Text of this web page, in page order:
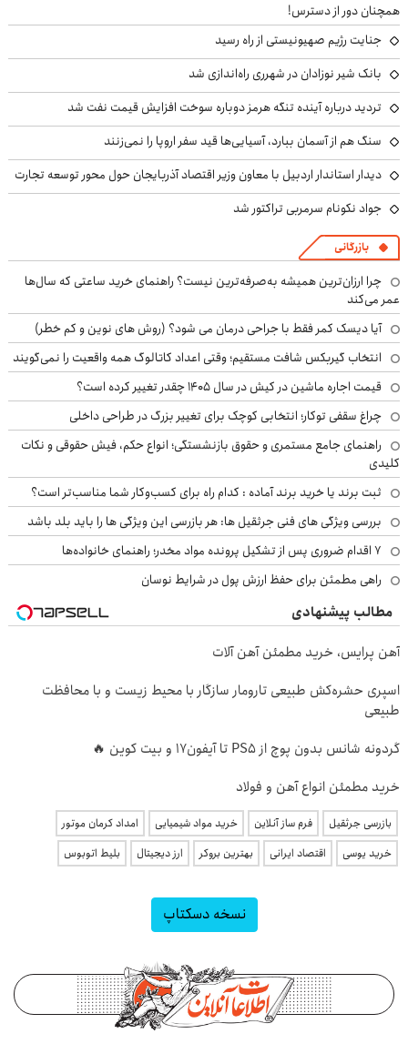
همچنان دور از دسترس!
جنایت رژیم صهیونیستی از راه رسید
بانک شیر نوزادان در شهرری راه‌اندازی شد
تردید درباره آینده تنگه هرمز دوباره سوخت افزایش قیمت نفت شد
سنگ هم از آسمان ببارد، آسیایی‌ها قید سفر اروپا را نمی‌زنند
دیدار استاندار اردبیل با معاون وزیر اقتصاد آذربایجان حول محور توسعه تجارت
جواد نکونام سرمربی تراکتور شد
بازرگانی
چرا ارزان‌ترین همیشه به‌صرفه‌ترین نیست؟ راهنمای خرید ساعتی که سال‌ها
عمر می‌کند
آیا دیسک کمر فقط با جراحی درمان می شود؟ (روش های نوین و کم خطر)
انتخاب گیربکس شافت مستقیم؛ وقتی اعداد کاتالوگ همه واقعیت را نمی‌گویند
قیمت اجاره ماشین در کیش در سال ۱۴۰۵ چقدر تغییر کرده است؟
چراغ سقفی توکار؛ انتخابی کوچک برای تغییر بزرگ در طراحی داخلی
راهنمای جامع مستمری و حقوق بازنشستگی؛ انواع حکم، فیش حقوقی و نکات
کلیدی
ثبت برند یا خرید برند آماده : کدام راه برای کسب‌وکار شما مناسب‌تر است؟
بررسی ویژگی های فنی جرثقیل ها: هر بازرسی این ویژگی ها را باید بلد باشد
۷ اقدام ضروری پس از تشکیل پرونده مواد مخدر؛ راهنمای خانواده‌ها
راهی مطمئن برای حفظ ارزش پول در شرایط نوسان
مطالب پیشنهادی
آهن پرایس، خرید مطمئن آهن آلات
اسپری حشره‌کش طبیعی تارومار سازگار با محیط زیست و با محافظت
طبیعی
گردونه شانس بدون پوچ از PS5 تا آیفون17 و بیت کوین 🔥
خرید مطمئن انواع آهن و فولاد
بازرسی جرثقیل فرم ساز آنلاین خرید مواد شیمیایی
امداد کرمان موتور
خرید یوسی
اقتصاد ایرانی بهترین بروکر ارز دیجیتال بلیط اتوبوس
نسخه دسکتاپ